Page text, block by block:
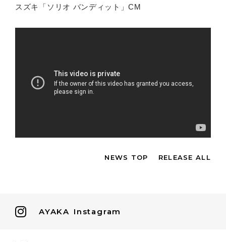
スズキ「ソリオ バンディット」CM
NEWS TOP RELEASE ALL
AYAKA Instagram